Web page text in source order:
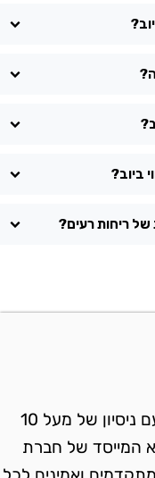
ביוב?
ריחות רעים?
ישראל כהן הוא אינסטלטור מומחה עם ניסיון של מעל 10
המייסד של חברת